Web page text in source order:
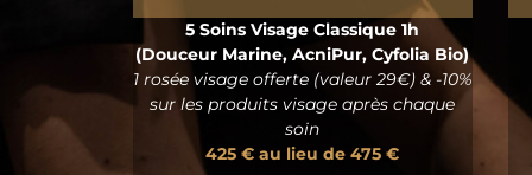
5 Soins Visage Classique 1h
(Douceur Marine, AcniPur, Cyfolia Bio)
1 rosée visage offerte (valeur 29€) & -10%
sur les produits visage après chaque
soin
425 € au lieu de 475 €